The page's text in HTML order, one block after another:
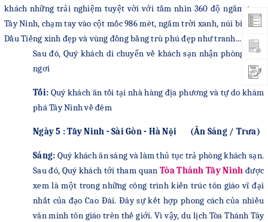
khách những trải nghiệm tuyệt vời với tầm nhìn 360 độ ngắm trọn
Tây Ninh, chạm tay vào cột mốc 986 mét, ngắm trời xanh, núi biếc, hồ
Dầu Tiếng xinh đẹp và vùng đồng bằng trù phú đẹp như tranh...
Sau đó, Quý khách di chuyển về khách sạn nhận phòng nghỉ
ngơi
Tối: Quý khách ăn tối tại nhà hàng địa phương và tự do khám
phá Tây Ninh về đêm
Ngày 5 : Tây Ninh - Sài Gòn - Hà Nội (Ăn Sáng / Trưa)
Sáng: Quý khách ăn sáng và làm thủ tục trả phòng khách sạn.
Sau đó, Quý khách tới tham quanTòa Thánh Tây Ninh được
xem là một trong những công trình kiến trúc tôn giáo vĩ đại
nhất của đạo Cao Đài. Đây sự kết hợp phong cách của nhiều
văn minh tôn giáo trên thế giới. Vì vậy, du lịch Tòa Thánh Tây